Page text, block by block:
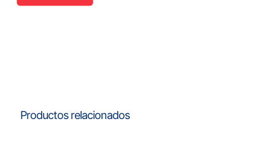
Productos relacionados